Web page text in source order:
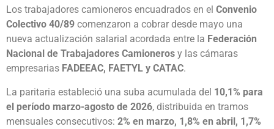
Los trabajadores camioneros encuadrados en el Convenio
Colectivo 40/89 comenzaron a cobrar desde mayo una
nueva actualización salarial acordada entre la Federación
Nacional de Trabajadores Camioneros y las cámaras
empresarias FADEEAC, FAETYL y CATAC.
La paritaria estableció una suba acumulada del 10,1% para
el período marzo-agosto de 2026, distribuida en tramos
mensuales consecutivos: 2% en marzo, 1,8% en abril, 1,7%